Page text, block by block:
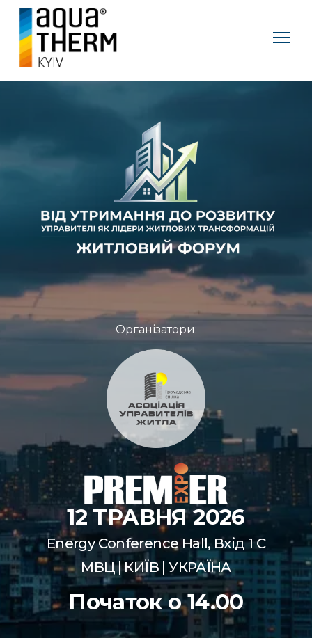
Організатори:
12 ТРАВНЯ 2026
Energy Conference Hall, Вхід 1 С
МВЦ | КИЇВ | УКРАЇНА
Початок о 14.00